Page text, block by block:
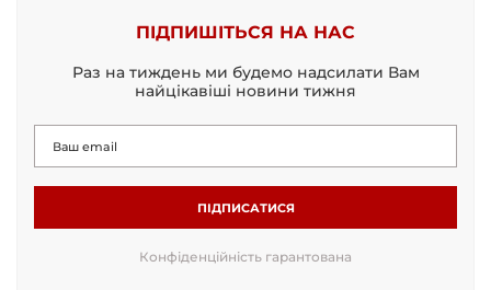
ПІДПИШІТЬСЯ НА НАС
Раз на тиждень ми будемо надсилати Вам
найцікавіші новини тижня
ПІДПИСАТИСЯ
Конфіденційність гарантована